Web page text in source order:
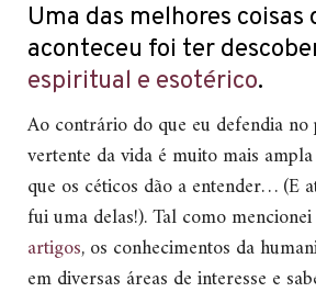
Uma das melhores coisas
aconteceu foi ter
espiritual e esotérico.
Ao contrário do que eu defendia no
vertente da vida é muito mais
que os céticos dão a entender… (E
fui uma delas!). Tal como mencionei
artigos, os conhecimentos da
em diversas áreas de interesse e